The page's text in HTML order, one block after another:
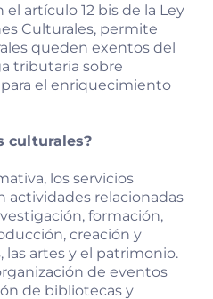
artículo 12 bis de la Ley
Culturales, permite
queden exentos del
tributaria sobre
el enriquecimiento
culturales?
los servicios
relacionadas
formación,
creación y
las artes y el patrimonio.
de eventos
de bibliotecas y